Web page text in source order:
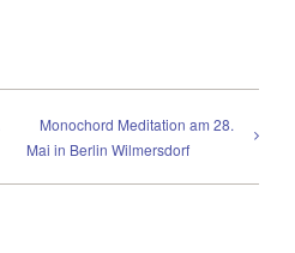
Monochord Meditation am 28.
Mai in Berlin Wilmersdorf